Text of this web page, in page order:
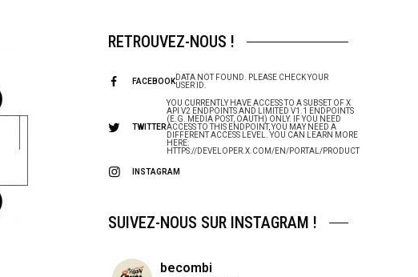
RETROUVEZ-NOUS !
FACEBOOKDATA NOT FOUND. PLEASE CHECK YOUR
USER ID.
TWITTER
YOU CURRENTLY HAVE ACCESS TO A SUBSET OF X
API V2 ENDPOINTS AND LIMITED V1.1 ENDPOINTS
(E.G. MEDIA POST, OAUTH) ONLY. IF YOU NEED
ACCESS TO THIS ENDPOINT, YOU MAY NEED A
DIFFERENT ACCESS LEVEL. YOU CAN LEARN MORE
HERE:
HTTPS://DEVELOPER.X.COM/EN/PORTAL/PRODUCT
INSTAGRAM
SUIVEZ-NOUS SUR INSTAGRAM !
becombi